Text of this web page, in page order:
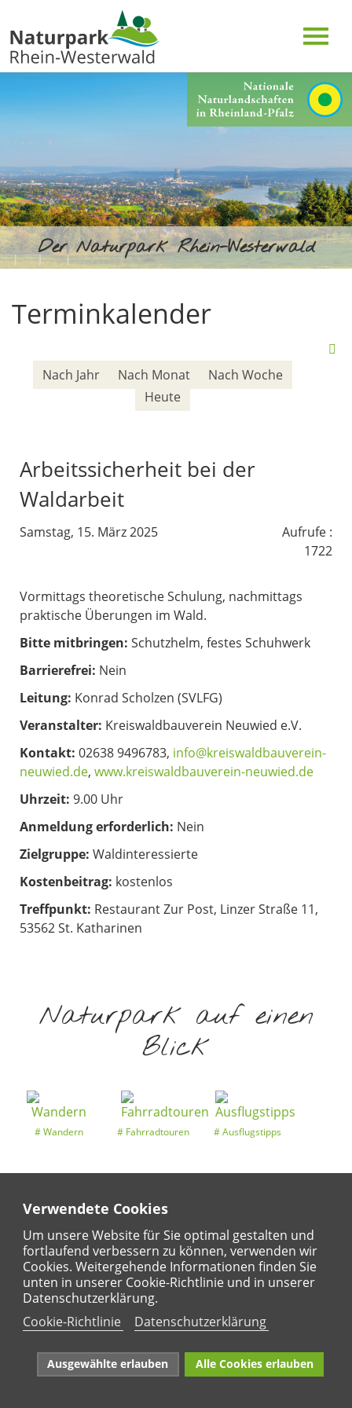
Verwendete Cookies
Um unsere Website für Sie optimal gestalten und
fortlaufend verbessern zu können, verwenden wir
Cookies. Weitergehende Informationen finden Sie
unten in unserer Cookie-Richtlinie und in unserer
Datenschutzerklärung.
Cookie-Richtlinie
Datenschutzerklärung
Ausgewählte erlauben Alle Cookies erlauben
Der Naturpark Rhein-Westerwald
Terminkalender
Nach Jahr Nach Monat
Nach Woche
Heute
Arbeitssicherheit bei der
Waldarbeit
Samstag, 15. März 2025 Aufrufe :
1722
Vormittags theoretische Schulung, nachmittags
praktische Überungen im Wald.
Bitte mitbringen: Schutzhelm, festes Schuhwerk
Barrierefrei: Nein
Leitung: Konrad Scholzen (SVLFG)
Veranstalter: Kreiswaldbauverein Neuwied e.V.
Kontakt: 02638 9496783, info@kreiswaldbauverein-
neuwied.de, www.kreiswaldbauverein-neuwied.de
Uhrzeit: 9.00 Uhr
Anmeldung erforderlich: Nein
Zielgruppe: Waldinteressierte
Kostenbeitrag: kostenlos
Treffpunkt: Restaurant Zur Post, Linzer Straße 11,
53562 St. Katharinen
Naturpark auf einen
Blick
Wandern Fahrradtouren Ausflugstipps
Entdeckertouren Ansichten
Regional
Karte